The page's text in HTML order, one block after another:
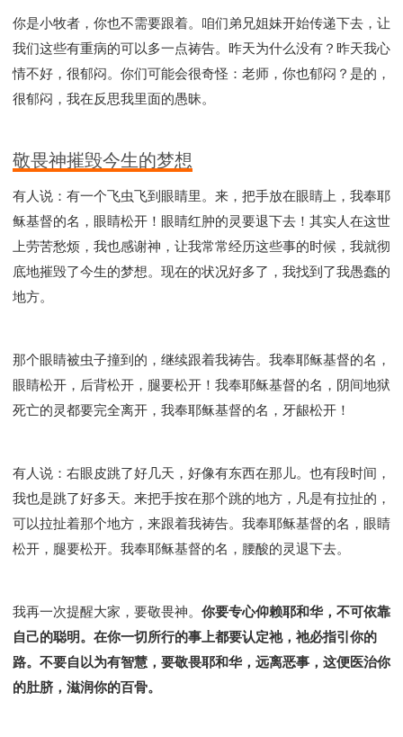
你是小牧者，你也不需要跟着。咱们弟兄姐妹开始传递下去，让
我们这些有重病的可以多一点祷告。昨天为什么没有？昨天我心
情不好，很郁闷。你们可能会很奇怪：老师，你也郁闷？是的，
很郁闷，我在反思我里面的愚昧。
敬畏神摧毁今生的梦想
有人说：有一个飞虫飞到眼睛里。来，把手放在眼睛上，我奉耶
稣基督的名，眼睛松开！眼睛红肿的灵要退下去！其实人在这世
上劳苦愁烦，我也感谢神，让我常常经历这些事的时候，我就彻
底地摧毁了今生的梦想。现在的状况好多了，我找到了我愚蠢的
地方。
那个眼睛被虫子撞到的，继续跟着我祷告。我奉耶稣基督的名，
眼睛松开，后背松开，腿要松开！我奉耶稣基督的名，阴间地狱
死亡的灵都要完全离开，我奉耶稣基督的名，牙龈松开！
有人说：右眼皮跳了好几天，好像有东西在那儿。也有段时间，
我也是跳了好多天。来把手按在那个跳的地方，凡是有拉扯的，
可以拉扯着那个地方，来跟着我祷告。我奉耶稣基督的名，眼睛
松开，腿要松开。我奉耶稣基督的名，腰酸的灵退下去。
我再一次提醒大家，要敬畏神。 你要专心仰赖耶和华，不可依靠
自己的聪明。在你一切所行的事上都要认定祂，祂必指引你的
路。不要自以为有智慧，要敬畏耶和华，远离恶事，这便医治你
的肚脐，滋润你的百骨。